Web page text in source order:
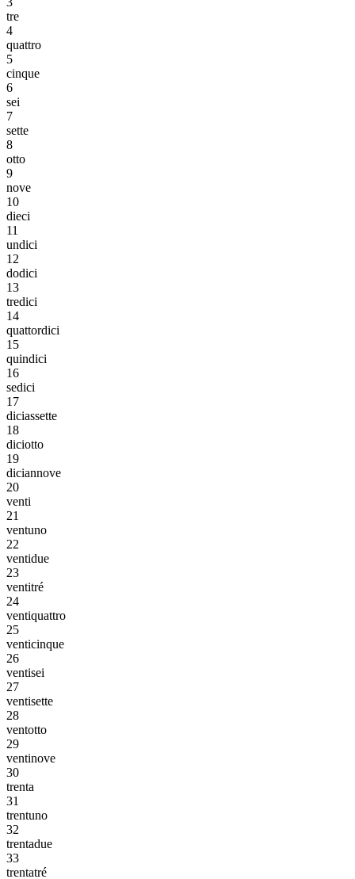
tre
4
quattro
5
cinque
6
sei
7
sette
8
otto
9
nove
10
dieci
11
undici
12
dodici
13
tredici
14
quattordici
15
quindici
16
sedici
17
diciassette
18
diciotto
19
diciannove
20
venti
21
ventuno
22
ventidue
23
ventitré
24
ventiquattro
25
venticinque
26
ventisei
27
ventisette
28
ventotto
29
ventinove
30
trenta
31
trentuno
32
trentadue
33
trentatré